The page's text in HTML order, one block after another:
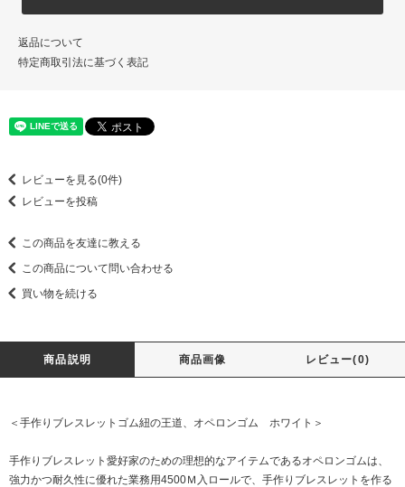
返品について
特定商取引法に基づく表記
レビューを見る(0件)
レビューを投稿
この商品を友達に教える
この商品について問い合わせる
買い物を続ける
商品説明 商品画像 レビュー(0)
＜手作りブレスレットゴム紐の王道、オペロンゴム ホワイト＞
手作りブレスレット愛好家のための理想的なアイテムであるオペロンゴムは、
強力かつ耐久性に優れた業務用4500Ｍ入ロールで、手作りブレスレットを作る